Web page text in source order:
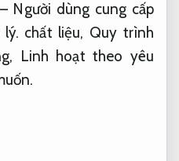
Người dùng cung cấp
lý. chất liệu, Quy trình
Linh hoạt theo yêu